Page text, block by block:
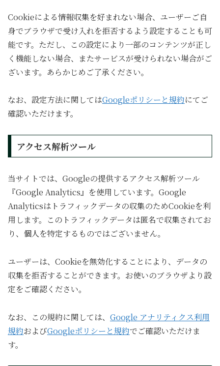
Cookieによる情報収集を好まれない場合、ユーザーご自
身でブラウザで受け入れを拒否するよう設定することも可
能です。ただし、この設定により一部のコンテンツが正し
く機能しない場合、またサービスが受けられない場合がご
ざいます。あらかじめご了承ください。
なお、設定方法に関してはGoogleポリシーと規約にてご
確認いただけます。
アクセス解析ツール
当サイトでは、Googleの提供するアクセス解析ツール
『Google Analytics』を使用しています。Google
Analyticsはトラフィックデータの収集のためCookieを利
用します。このトラフィックデータは匿名で収集されてお
り、個人を特定するものではございません。
ユーザーは、Cookieを無効化することにより、データの
収集を拒否することができます。お使いのブラウザより設
定をご確認ください。
なお、この規約に関しては、 Google アナリティクス利用
規約およびGoogleポリシーと規約でご確認いただけま
す。